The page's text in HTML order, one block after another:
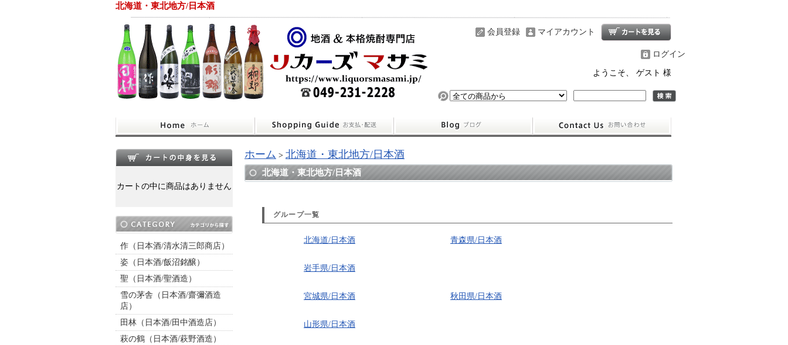
北海道・東北地方/日本酒
マイアカウント
会員登録
ログイン
ようこそ、 ゲスト 様
カートの中に商品はありません
作（日本酒/清水清三郎商店）
姿（日本酒/飯沼銘醸）
聖（日本酒/聖酒造）
雪の茅舎（日本酒/齋彌酒造
店）
田林（日本酒/田中酒造店）
萩の鶴（日本酒/萩野酒造）
ホーム > 北海道・東北地方/日本酒
北海道・東北地方/日本酒
グループ一覧
北海道/日本酒 青森県/日本酒
岩手県/日本酒
宮城県/日本酒 秋田県/日本酒
山形県/日本酒